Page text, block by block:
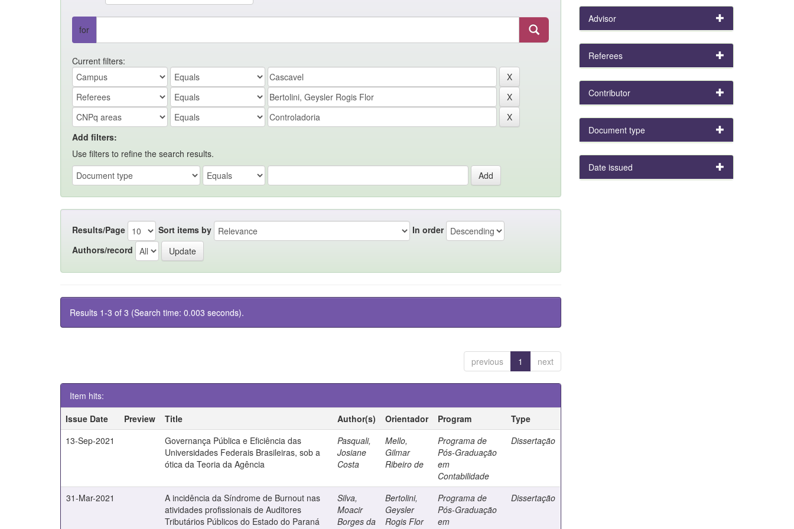
for
Current filters:
Add filters:
Use filters to refine the search results.
Results/Page Sort items by
In order
Authors/record
Results 1-3 of 3 (Search time: 0.003 seconds).
previous 1 next
Item hits:
Issue Date
Preview Title Author(s) Orientador Program
Type
13-Sep-2021
Governança Pública e Eficiência das
Universidades Federais Brasileiras, sob a
ótica da Teoria da Agência
Pasquali,
Josiane
Costa
Mello,
Gilmar
Ribeiro de
Programa de
Pós-Graduação
em
Contabilidade
Dissertação
31-Mar-2021
A incidência da Síndrome de Burnout nas
atividades profissionais de Auditores
Tributários Públicos do Estado do Paraná
Silva,
Moacir
Borges da
Bertolini,
Geysler
Rogis Flor
Programa de
Pós-Graduação
em
Dissertação
Advisor
Referees
Contributor
Document type
Date issued